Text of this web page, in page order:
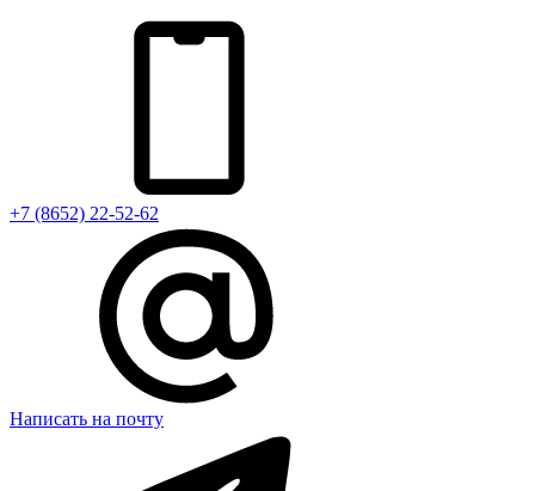
+7 (8652) 22-52-62
Написать на почту